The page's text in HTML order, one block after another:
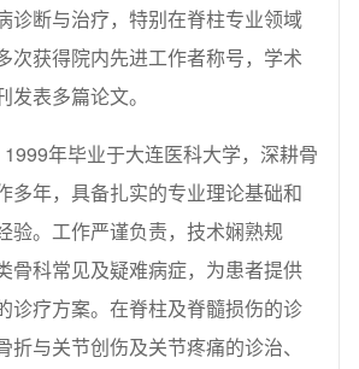
诊断与治疗，特别在脊柱专业领域
次获得院内先进工作者称号，学术
表多篇论文。
年毕业于大连医科大学，深耕骨
多年，具备扎实的专业理论基础和
验。工作严谨负责，技术娴熟规
骨科常见及疑难病症，为患者提供
诊疗方案。在脊柱及脊髓损伤的诊
折与关节创伤及关节疼痛的诊治、